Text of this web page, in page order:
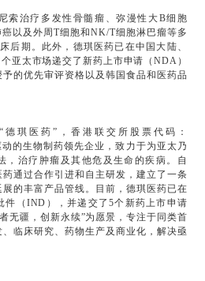
索治疗多发性骨髓瘤、弥漫性大B细胞
以及外周T细胞和NK/T细胞淋巴瘤等多
后期。此外，德琪医药已在中国大陆、
亚太市场递交了新药上市申请（NDA）
的优先审评资格以及韩国食品和医药品
琪医药”，香港联交所股票代码：
的生物制药领先企业，致力于为亚太乃
，治疗肿瘤及其他危及生命的疾病。自
通过合作引进和自主研发，建立了一条
的丰富产品管线。目前，德琪医药已在
件（IND），并递交了5个新药上市申请
无疆，创新永续”为愿景，专注于同类首
临床研究、药物生产及商业化，解决亟